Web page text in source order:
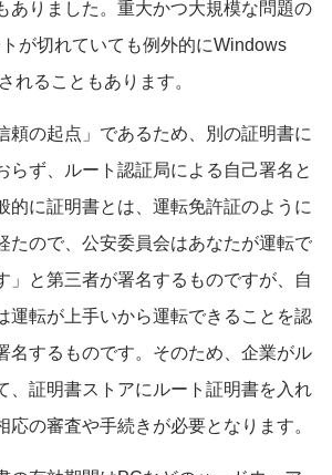
ありました。重大かつ大規模な問題の
が切れていても例外的にWindows
れることもあります。
頼の起点」であるため、別の証明書に
らず、ルート認証局による自己署名と
的に証明書とは、運転免許証のように
たので、公安委員会はあなたが運転で
」と第三者が署名するものですが、自
運転が上手いから運転できることを認
名するものです。そのため、企業がル
、証明書ストアにルート証明書を入れ
応の審査や手続きが必要となります。